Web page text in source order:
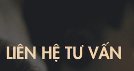
LIÊN HỆ TƯ VẤN